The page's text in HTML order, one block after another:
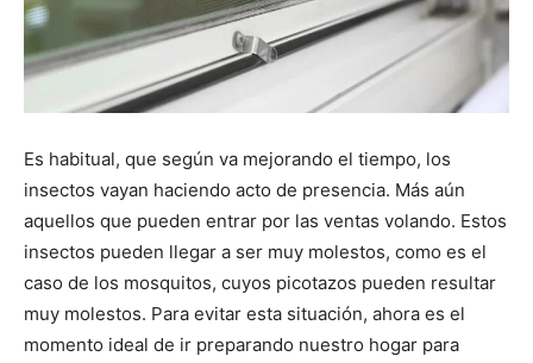
Es habitual, que según va mejorando el tiempo, los
insectos vayan haciendo acto de presencia. Más aún
aquellos que pueden entrar por las ventas volando. Estos
insectos pueden llegar a ser muy molestos, como es el
caso de los mosquitos, cuyos picotazos pueden resultar
muy molestos. Para evitar esta situación, ahora es el
momento ideal de ir preparando nuestro hogar para